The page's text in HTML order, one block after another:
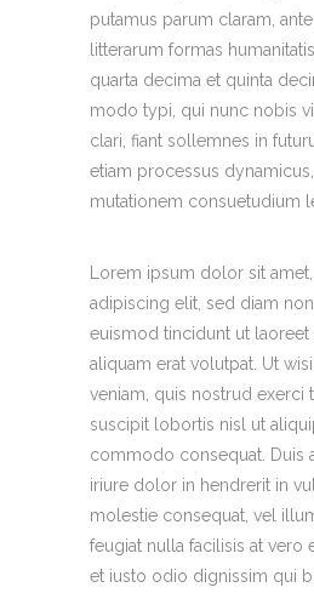
putamus parum claram,
litterarum formas
quarta decima et quinta
modo typi, qui nunc nobis
clari, fiant sollemnes in
etiam processus
mutationem consuetudium
Lorem ipsum dolor sit
adipiscing elit, sed diam
euismod tincidunt ut
aliquam erat volutpat. Ut
veniam, quis nostrud exerci
suscipit lobortis nisl ut
commodo consequat. Duis
iriure dolor in hendrerit in
molestie consequat, vel
feugiat nulla facilisis at vero
et iusto odio dignissim qui